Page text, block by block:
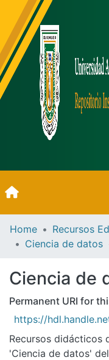
Home
Ciencia de datos
Ciencia de
Permanent URI for
https://
Recursos didácticos
'Ciencia de datos'